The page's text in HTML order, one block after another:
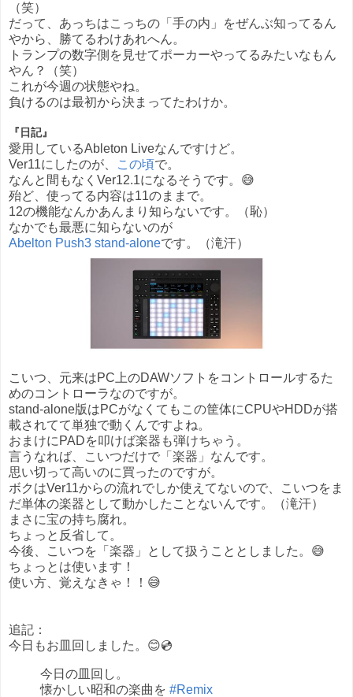
（笑）
だって、あっちはこっちの「手の内」をぜんぶ知ってるん
やから、勝てるわけあれへん。
トランプの数字側を見せてポーカーやってるみたいなもん
やん？（笑）
これが今週の状態やね。
負けるのは最初から決まってたわけか。
『日記』
愛用しているAbleton Liveなんですけど。
Ver11にしたのが、
この頃で。
なんと間もなくVer12.1になるそうです。😅
殆ど、使ってる内容は11のままで。
12の機能なんかあんまり知らないです。（恥）
なかでも最悪に知らないのが
Abelton Push3 stand-aloneです。（滝汗）
こいつ、元来はPC上のDAWソフトをコントロールするた
めのコントローラなのですが。
stand-alone版はPCがなくてもこの筐体にCPUやHDDが搭
載されてて単独で動くんですよね。
おまけにPADを叩けば楽器も弾けちゃう。
言うなれば、こいつだけで「楽器」なんです。
思い切って高いのに買ったのですが。
ボクはVer11からの流れでしか使えてないので、こいつをま
だ単体の楽器として動かしたことないんです。（滝汗）
まさに宝の持ち腐れ。
ちょっと反省して。
今後、こいつを「楽器」として扱うこととしました。😅
ちょっとは使います！
使い方、覚えなきゃ！！😅
追記：
今日もお皿回しました。😊💿
今日の皿回し。
懐かしい昭和の楽曲を #Remix